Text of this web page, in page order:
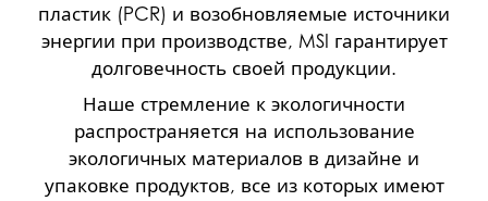
пластик (PCR) и возобновляемые источники
энергии при производстве, MSI гарантирует
долговечность своей продукции.
Наше стремление к экологичности
распространяется на использование
экологичных материалов в дизайне и
упаковке продуктов, все из которых имеют